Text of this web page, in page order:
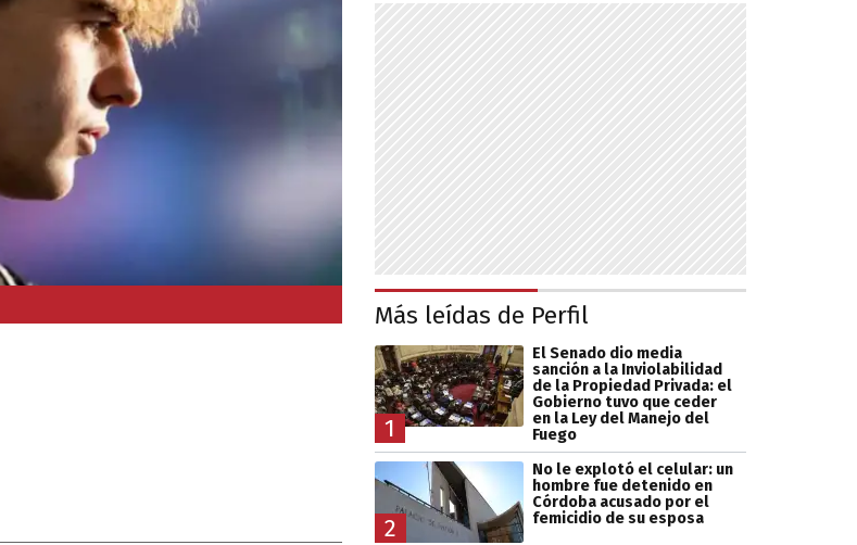
Más leídas de Perfil
1
El Senado dio media
sanción a la Inviolabilidad
de la Propiedad Privada: el
Gobierno tuvo que ceder
en la Ley del Manejo del
Fuego
2
No le explotó el celular: un
hombre fue detenido en
Córdoba acusado por el
femicidio de su esposa